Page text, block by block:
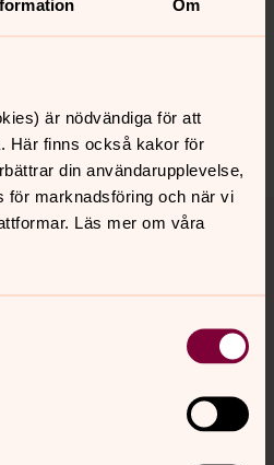
Om
är nödvändiga för att
Här finns också kakor för
din användarupplevelse,
för marknadsföring och när vi
Läs mer om våra
2024
på sidans